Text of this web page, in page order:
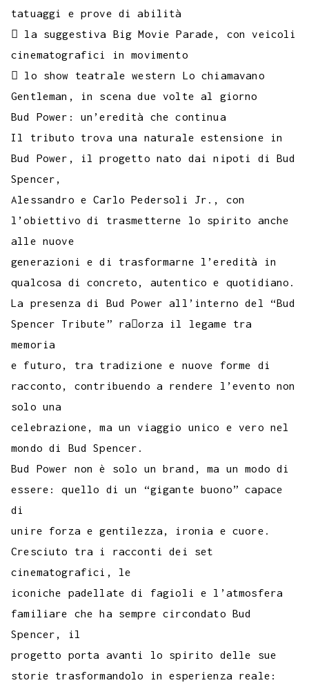
tatuaggi e prove di abilità
 la suggestiva Big Movie Parade, con veicoli
cinematografici in movimento
 lo show teatrale western Lo chiamavano
Gentleman, in scena due volte al giorno
Bud Power: un’eredità che continua
Il tributo trova una naturale estensione in
Bud Power, il progetto nato dai nipoti di Bud
Spencer,
Alessandro e Carlo Pedersoli Jr., con
l’obiettivo di trasmetterne lo spirito anche
alle nuove
generazioni e di trasformarne l’eredità in
qualcosa di concreto, autentico e quotidiano.
La presenza di Bud Power all’interno del “Bud
Spencer Tribute” ra􀆯orza il legame tra
memoria
e futuro, tra tradizione e nuove forme di
racconto, contribuendo a rendere l’evento non
solo una
celebrazione, ma un viaggio unico e vero nel
mondo di Bud Spencer.
Bud Power non è solo un brand, ma un modo di
essere: quello di un “gigante buono” capace
di
unire forza e gentilezza, ironia e cuore.
Cresciuto tra i racconti dei set
cinematografici, le
iconiche padellate di fagioli e l’atmosfera
familiare che ha sempre circondato Bud
Spencer, il
progetto porta avanti lo spirito delle sue
storie trasformandolo in esperienza reale: